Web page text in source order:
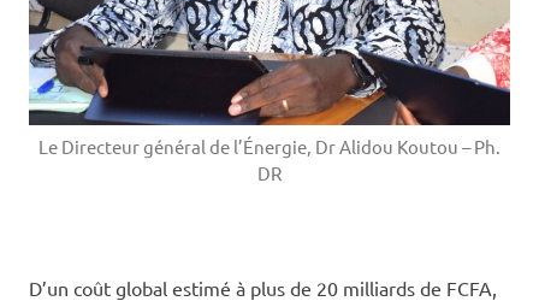
Le Directeur général de l’Énergie, Dr Alidou Koutou – Ph.
DR
‎D’un coût global estimé à plus de 20 milliards de FCFA,